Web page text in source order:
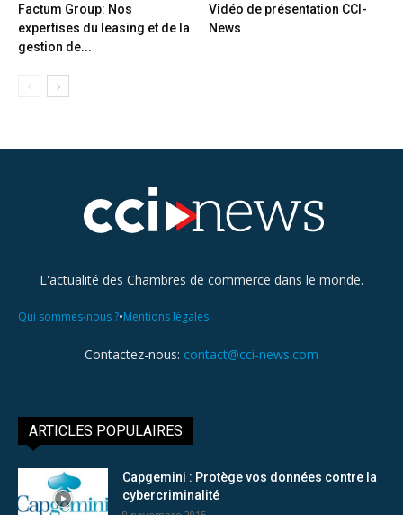
Factum Group: Nos
expertises du leasing et de la
gestion de...
Vidéo de présentation CCI-
News
L'actualité des Chambres de commerce dans le monde.
Qui sommes-nous ?•Mentions légales
Contactez-nous: contact@cci-news.com
ARTICLES POPULAIRES
Capgemini : Protège vos données contre la
cybercriminalité